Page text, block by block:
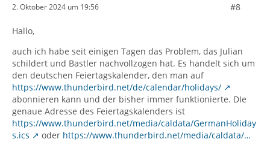
2. Oktober 2024 um 19:56 #8
Hallo,
auch ich habe seit einigen Tagen das Problem, das Julian
schildert und Bastler nachvollzogen hat. Es handelt sich um
den deutschen Feiertagskalender, den man auf
https://www.thunderbird.net/de/calendar/holidays/
abonnieren kann und der bisher immer funktionierte. DIe
genaue Adresse des Feiertagskalenders ist
https://www.thunderbird.net/media/caldata/GermanHoliday
s.ics
oder https://www.thunderbird.net/media/caldata/…